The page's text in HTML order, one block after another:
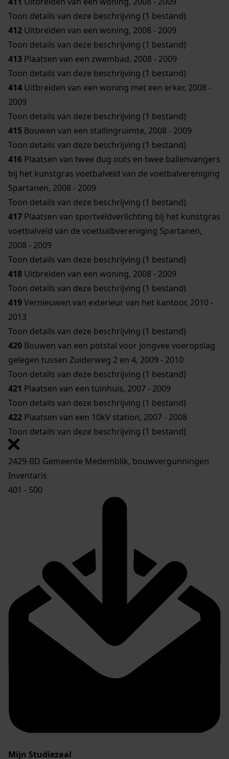
Toon details van deze beschrijving (1 bestand)
412 Uitbreiden van een woning, 2008 - 2009
Toon details van deze beschrijving (1 bestand)
413 Plaatsen van een zwembad, 2008 - 2009
Toon details van deze beschrijving (1 bestand)
414 Uitbreiden van een woning met een erker, 2008 -
2009
Toon details van deze beschrijving (1 bestand)
415 Bouwen van een stallingruimte, 2008 - 2009
Toon details van deze beschrijving (1 bestand)
416 Plaatsen van twee dug outs en twee ballenvangers
bij het kunstgras voetbalveld van de voetbalvereniging
Spartanen, 2008 - 2009
Toon details van deze beschrijving (1 bestand)
417 Plaatsen van sportveldverlichting bij het kunstgras
voetbalveld van de voetbalbvereniging Spartanen,
2008 - 2009
Toon details van deze beschrijving (1 bestand)
418 Uitbreiden van een woning, 2008 - 2009
Toon details van deze beschrijving (1 bestand)
419Vernieuwen van exterieur van het kantoor, 2010 -
2013
Toon details van deze beschrijving (1 bestand)
420 Bouwen van een potstal voor jongvee voeropslag
gelegen tussen Zuiderweg 2 en 4, 2009 - 2010
Toon details van deze beschrijving (1 bestand)
421 Plaatsen van een tuinhuis, 2007 - 2009
Toon details van deze beschrijving (1 bestand)
422 Plaatsen van een 10kV station, 2007 - 2008
Toon details van deze beschrijving (1 bestand)
2429-BD Gemeente Medemblik, bouwvergunningen
Inventaris
401 - 500
Mijn Studiezaal